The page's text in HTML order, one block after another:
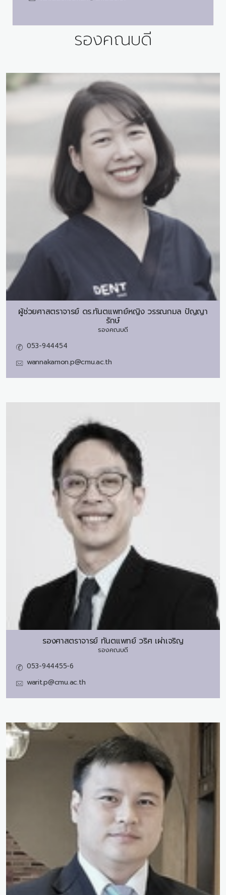
รองคณบดี
ผู้ช่วยศาสตราจารย์ ดร.ทันตแพทย์หญิง วรรณกมล ปัญญา
รักษ์
รองคณบดี
053-944454
wannakamon.p@cmu.ac.th
รองศาสตราจารย์ ทันตแพทย์ วริศ เผ่าเจริญ
รองคณบดี
053-944455-6
warit.p@cmu.ac.th